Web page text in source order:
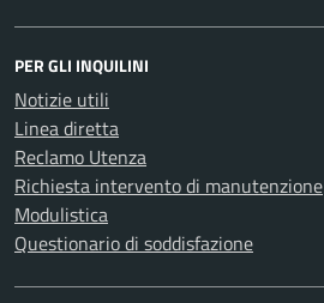
PER GLI INQUILINI
Notizie utili
Linea diretta
Reclamo Utenza
Richiesta intervento di manutenzione
Modulistica
Questionario di soddisfazione